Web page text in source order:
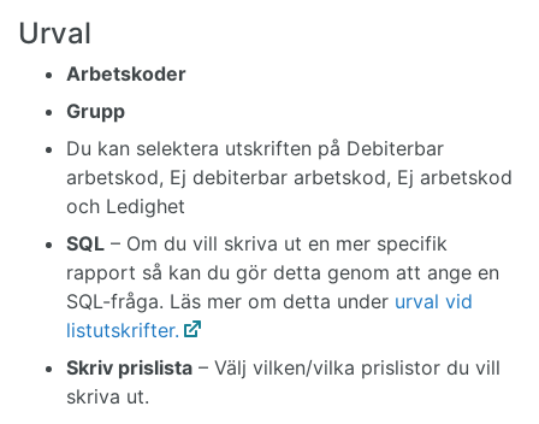
Urval
Arbetskoder
Grupp
Du kan selektera utskriften på Debiterbar
arbetskod, Ej debiterbar arbetskod, Ej arbetskod
och Ledighet
SQL – Om du vill skriva ut en mer specifik
rapport så kan du gör detta genom att ange en
SQL-fråga. Läs mer om detta under urval vid
listutskrifter.
Skriv prislista – Välj vilken/vilka prislistor du vill
skriva ut.